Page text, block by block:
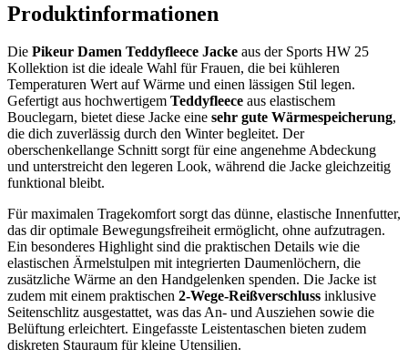
Produktinformationen
Die Pikeur Damen Teddyfleece Jacke aus der Sports HW 25
Kollektion ist die ideale Wahl für Frauen, die bei kühleren
Temperaturen Wert auf Wärme und einen lässigen Stil legen.
Gefertigt aus hochwertigem Teddyfleece aus elastischem
Bouclegarn, bietet diese Jacke eine sehr gute Wärmespeicherung,
die dich zuverlässig durch den Winter begleitet. Der
oberschenkellange Schnitt sorgt für eine angenehme Abdeckung
und unterstreicht den legeren Look, während die Jacke gleichzeitig
funktional bleibt.
Für maximalen Tragekomfort sorgt das dünne, elastische Innenfutter,
das dir optimale Bewegungsfreiheit ermöglicht, ohne aufzutragen.
Ein besonderes Highlight sind die praktischen Details wie die
elastischen Ärmelstulpen mit integrierten Daumenlöchern, die
zusätzliche Wärme an den Handgelenken spenden. Die Jacke ist
zudem mit einem praktischen 2-Wege-Reißverschluss inklusive
Seitenschlitz ausgestattet, was das An- und Ausziehen sowie die
Belüftung erleichtert. Eingefasste Leistentaschen bieten zudem
diskreten Stauraum für kleine Utensilien.